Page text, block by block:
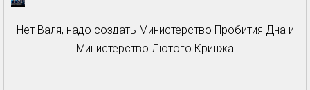
Нет Валя, надо создать Министерство Пробития Дна и
Министерство Лютого Кринжа